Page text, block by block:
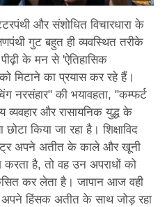
और संशोधित विचारधारा के
गुट बहुत ही व्यवस्थित तरीके
के मन से 'ऐतिहासिक
मिटाने का प्रयास कर रहे हैं।
नरसंहार" की भयावहता, "कम्फर्ट
और रासायनिक युद्ध के
किया जा रहा है। शिक्षाविद
अपने अतीत के काले और खूनी
है, तो वह उन अपराधों को
कर लेता है। जापान आज वही
हिंसक अतीत के साथ जोड़ रहा